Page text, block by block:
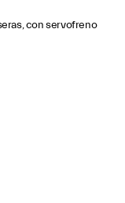
con servofreno